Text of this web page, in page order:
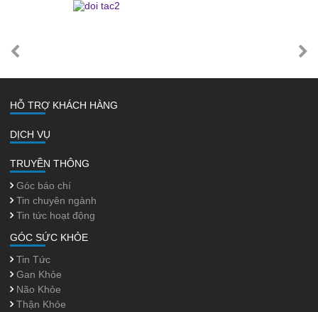
HỖ TRỢ KHÁCH HÀNG
DỊCH VỤ
TRUYỀN THÔNG
Góc báo chí
Tin chuyên ngành
Tin tức hoạt động
GÓC SỨC KHỎE
Tin Tức
Gan Khỏe
Não Khỏe
Thận Khỏe